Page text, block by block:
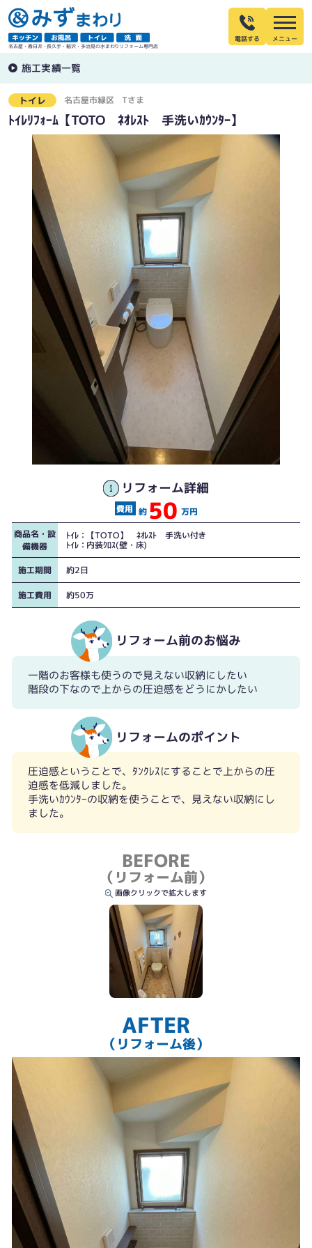
名古屋・春日井・長久手・稲沢・多治見の水まわりリフォーム専門店
電話する
施工実績一覧
トイレ 名古屋市緑区 Tさま
ﾄｲﾚﾘﾌｫｰﾑ【TOTO ﾈｵﾚｽﾄ 手洗いｶｳﾝﾀｰ】
リフォーム詳細
約 50 万円
商品名・設
備機器
ﾄｲﾚ：【TOTO】 ﾈｵﾚｽﾄ 手洗い付き
ﾄｲﾚ：内装ｸﾛｽ(壁・床)
施工期間 約2日
施工費用 約50万
リフォーム前のお悩み
一階のお客様も使うので見えない収納にしたい
階段の下なので上からの圧迫感をどうにかしたい
リフォームのポイント
圧迫感ということで、ﾀﾝｸﾚｽにすることで上からの圧
迫感を低減しました。
手洗いｶｳﾝﾀｰの収納を使うことで、見えない収納にし
ました。
BEFORE
（リフォーム前）
画像クリックで拡大します
AFTER
（リフォーム後）